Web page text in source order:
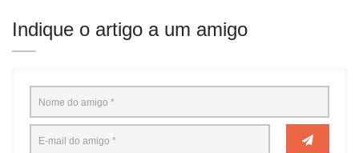
Indique o artigo a um amigo